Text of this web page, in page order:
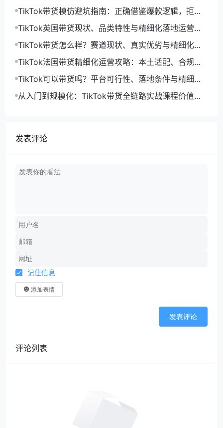
营指南
TikTok带货模仿避坑指南：正确借鉴爆款逻辑，拒绝
低效搬运限流
TikTok英国带货现状、品类特性与精细化落地运营指
南
TikTok带货怎么样？赛道现状、真实优劣与精细化运
营落地解析
TikTok法国带货精细化运营攻略：本土适配、合规落
地与长效起量打法
TikTok可以带货吗？平台可行性、落地条件与精细化
运营解法
从入门到规模化：TikTok带货全链路实战课程价值与
发表评论
记住信息
添加表情
发表评论
评论列表